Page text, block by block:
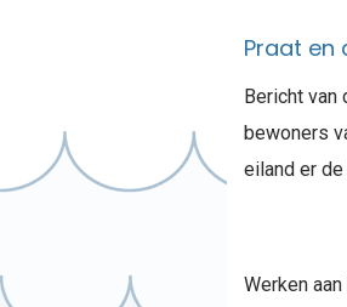
Praat en
Bericht van
bewoners
eiland er
Werken